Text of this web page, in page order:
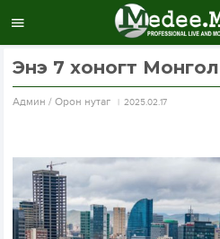
Энэ 7 хоногт
Aдмин / Орон нутаг 2025.02.17